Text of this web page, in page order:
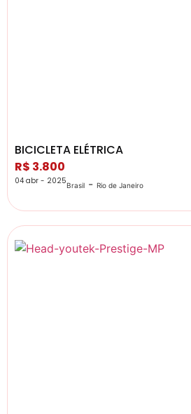
BICICLETA ELÉTRICA
R$ 3.800
04 abr - 2025Brasil - Rio de Janeiro